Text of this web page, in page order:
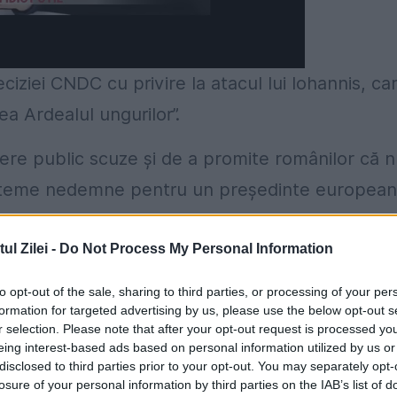
Zilei - Do Not Process My Personal Information
opt-out of the sale, sharing to third parties, or processing of your
for targeted advertising by us, please use the below opt-out
selection. Please note that after your opt-out request is processed
interest-based ads based on personal information utilized by us
to third parties prior to your opt-out. You may separately
of your personal information by third parties on the IAB’s list of
CNDC cu privire la atacul lui Iohannis,
Ardealul ungurilor”.
public scuze și de a promite românilor că
nedemne pentru un președinte
astăzi de CNCD. Un gest necesar,
l-a făcut prin discreditarea funcției
XXI, nu mai poate veni cu asemenea
de râs în toate cancelariile europene!